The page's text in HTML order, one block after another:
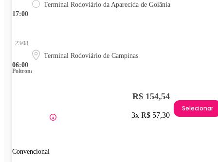
17:00
Terminal Rodoviário da Aparecida de Goiânia
06:00
23/08
Terminal Rodoviário de Campinas
Poltrona
Convencional
R$ 154,54
3x R$ 57,30
Selecionar